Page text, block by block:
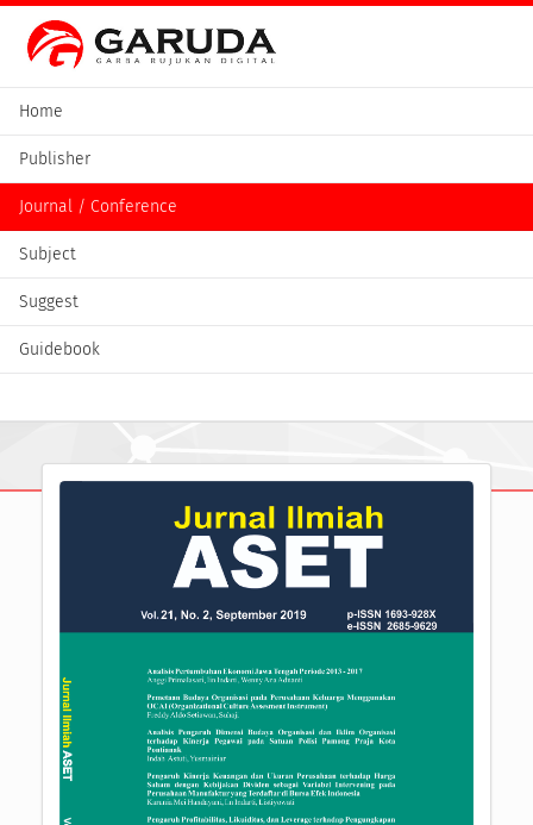
Home
Publisher
Journal / Conference
Subject
Suggest
Guidebook